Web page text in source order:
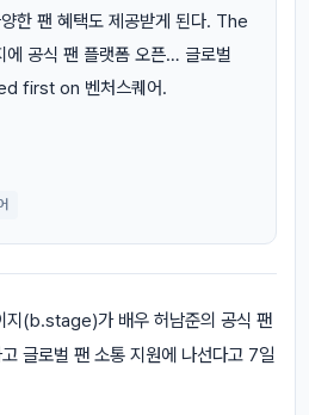
한 팬 혜택도 제공받게 된다. The
공식 팬 플랫폼 오픈… 글로벌
first on 벤처스퀘어.
지(b.stage)가 배우 허남준의 공식 팬
글로벌 팬 소통 지원에 나선다고 7일